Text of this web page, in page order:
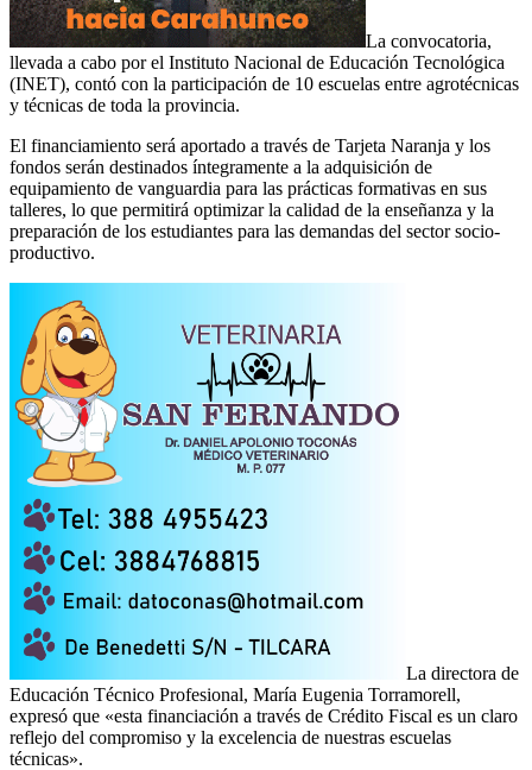
La convocatoria,
llevada a cabo por el Instituto Nacional de Educación Tecnológica
(INET), contó con la participación de 10 escuelas entre agrotécnicas
y técnicas de toda la provincia.
El financiamiento será aportado a través de Tarjeta Naranja y los
fondos serán destinados íntegramente a la adquisición de
equipamiento de vanguardia para las prácticas formativas en sus
talleres, lo que permitirá optimizar la calidad de la enseñanza y la
preparación de los estudiantes para las demandas del sector socio-
productivo.
La directora de
Educación Técnico Profesional, María Eugenia Torramorell,
expresó que «esta financiación a través de Crédito Fiscal es un claro
reflejo del compromiso y la excelencia de nuestras escuelas
técnicas».